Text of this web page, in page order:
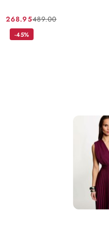
Cena
promocyjna:
268.95
Cena
przed
489.00
-45%